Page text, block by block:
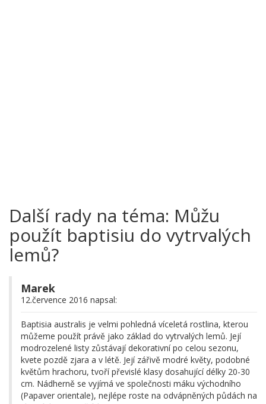
Další rady na téma: Můžu
použít baptisiu do vytrvalých
lemů?
Marek
12.července 2016 napsal:
Baptisia australis je velmi pohledná víceletá rostlina, kterou
můžeme použít právě jako základ do vytrvalých lemů. Její
modrozelené listy zůstávají dekorativní po celou sezonu,
kvete pozdě zjara a v létě. Její zářivě modré květy, podobné
květům hrachoru, tvoří převislé klasy dosahující délky 20-30
cm. Nádherně se vyjímá ve společnosti máku východního
(Papaver orientale), nejlépe roste na odvápněných půdách na